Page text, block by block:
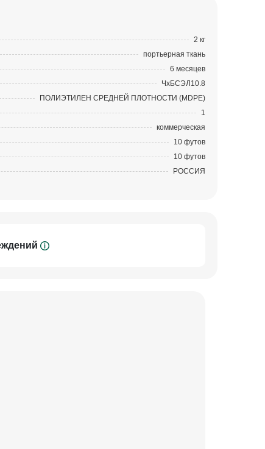
2 кг
портьерная ткань
6 месяцев
ЧхБСЭЛ10.8
ПОЛИЭТИЛЕН СРЕДНЕЙ ПЛОТНОСТИ (MDPE)
1
коммерческая
10 футов
10 футов
РОССИЯ